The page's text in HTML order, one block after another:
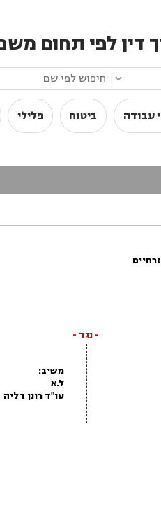
דין לפי תחום
עבודה ביטוח פלילי
- נגד -
משיב:
ל.א
עו"ד רונן דליה